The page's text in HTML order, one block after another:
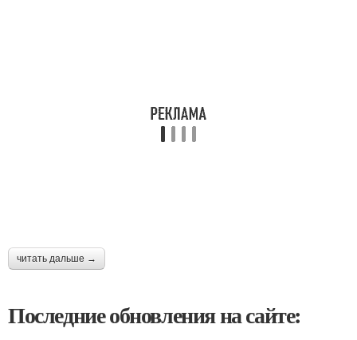
читать дальше →
Последние обновления на сайте: